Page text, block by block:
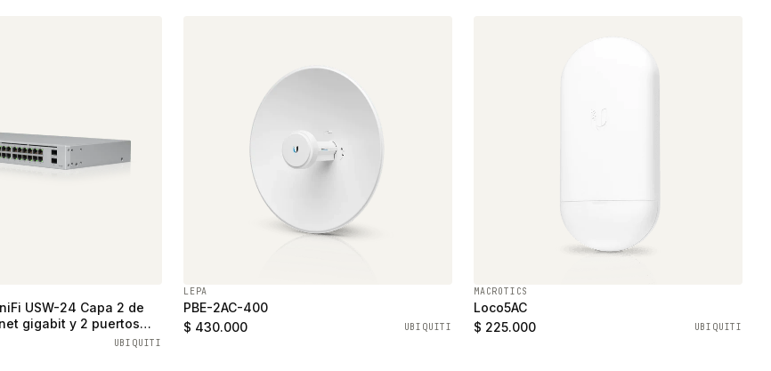
USW-24 Capa 2 de
gigabit y 2 puertos
UBIQUITI
LEPA
PBE-2AC-400
$ 430.000
UBIQUITI
MACROTICS
Loco5AC
$ 225.000
UBIQUITI